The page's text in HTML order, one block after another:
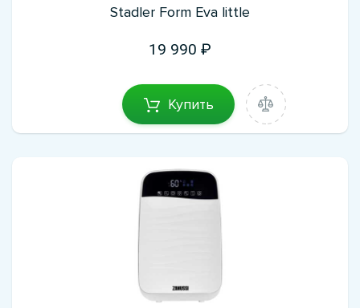
Stadler Form Eva little
19 990
Купить